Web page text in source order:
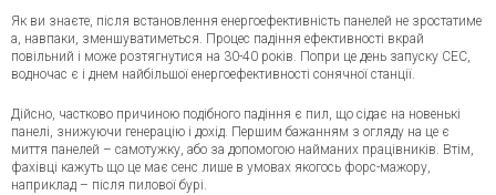
Як ви знаєте, після встановлення енергоефективність панелей не зростатиме
а, навпаки, зменшуватиметься. Процес падіння ефективності вкрай
повільний і може розтягнутися на 30-40 років. Попри це день запуску СЕС,
водночас є і днем найбільшої енергоефективності сонячної станції.
Дійсно, частково причиною подібного падіння є пил, що сідає на новенькі
панелі, знижуючи генерацію і дохід. Першим бажанням з огляду на це є
миття панелей – самотужку, або за допомогою найманих працівників. Втім,
фахівці кажуть що це має сенс лише в умовах якогось форс-мажору,
наприклад – після пилової бурі.